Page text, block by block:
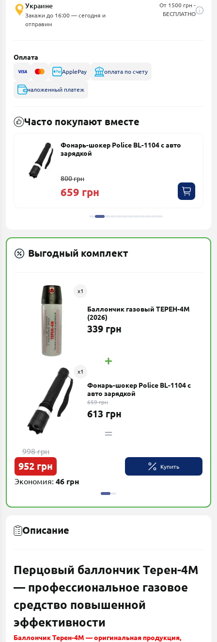
Украине
Закажи до 16:00 — сегодня и
отправим
От 1500 грн -
БЕСПЛАТНО
Оплата
ApplePay оплата по счету
наложенный платеж
Часто покупают вместе
Фонарь-шокер Police BL-1104 с авто
зарядкой
800 грн
659 грн
Выгодный комплект
x1
Баллончик газовый ТЕРЕН-4М
(2026)
339 грн
x1
Фонарь-шокер Police BL-1104 с
авто зарядкой
659 грн
613 грн
998 грн
952 грн
Экономия: 46 грн
Купить
Описание
Перцовый баллончик Терен-4М
— профессиональное газовое
средство повышенной
эффективности
Баллончик Терен-4М — оригинальная продукция,